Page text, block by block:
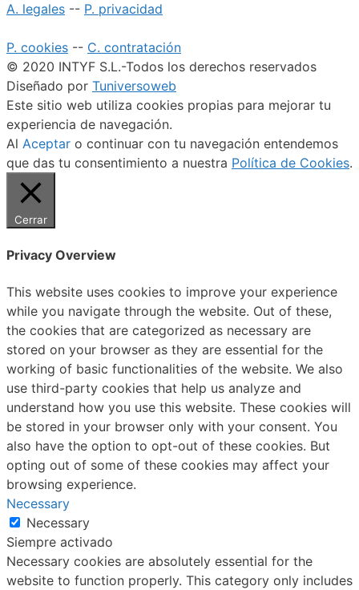
A. legales -- P. privacidad
P. cookies -- C. contratación
© 2020 INTYF S.L.-Todos los derechos reservados
Diseñado por Tuniversoweb
Este sitio web utiliza cookies propias para mejorar tu
experiencia de navegación.
Al Aceptar o continuar con tu navegación entendemos
que das tu consentimiento a nuestra Política de Cookies.
Cerrar
Privacy Overview
This website uses cookies to improve your experience
while you navigate through the website. Out of these,
the cookies that are categorized as necessary are
stored on your browser as they are essential for the
working of basic functionalities of the website. We also
use third-party cookies that help us analyze and
understand how you use this website. These cookies will
be stored in your browser only with your consent. You
also have the option to opt-out of these cookies. But
opting out of some of these cookies may affect your
browsing experience.
Necessary
Necessary
Siempre activado
Necessary cookies are absolutely essential for the
website to function properly. This category only includes